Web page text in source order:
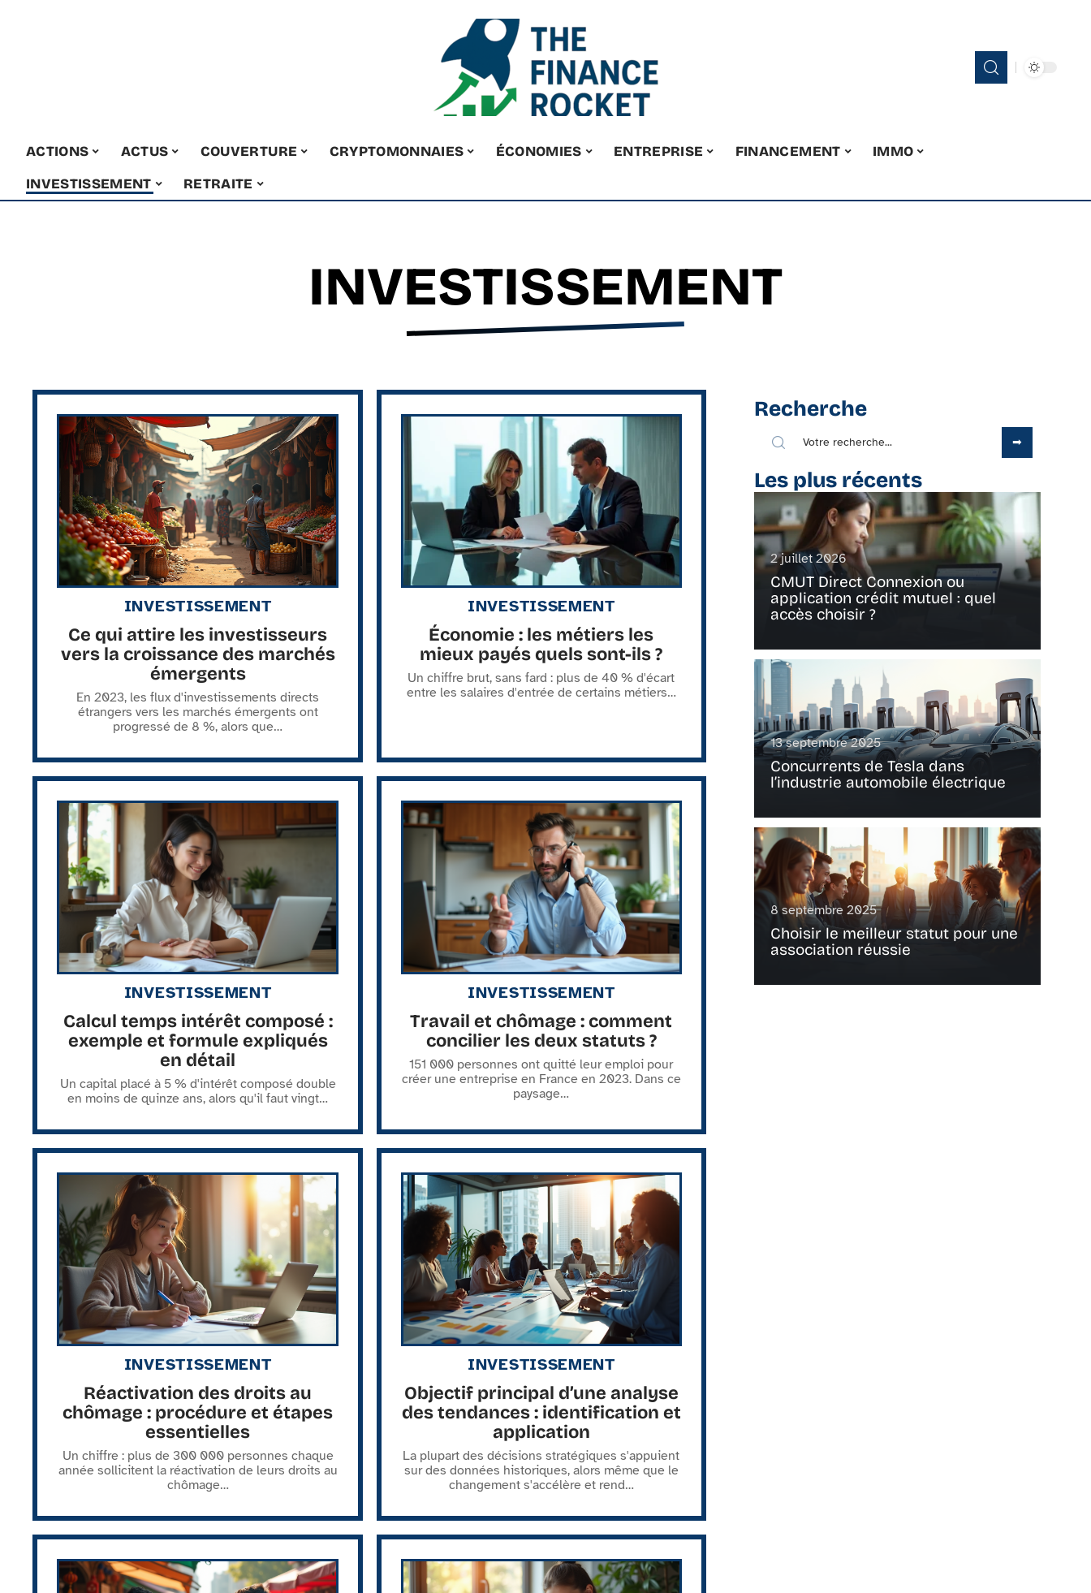
ACTIONS ACTUS COUVERTURE CRYPTOMONNAIES ÉCONOMIES ENTREPRISE FINANCEMENT
IMMO
INVESTISSEMENT
RETRAITE
INVESTISSEMENT
INVESTISSEMENT
Ce qui attire les investisseurs
vers la croissance des marchés
émergents
En 2023, les flux d'investissements directs
étrangers vers les marchés émergents ont
progressé de 8 %, alors que…
INVESTISSEMENT
Économie : les métiers les
mieux payés quels sont-ils ?
Un chiffre brut, sans fard : plus de 40 % d'écart
entre les salaires d'entrée de certains métiers…
INVESTISSEMENT
Calcul temps intérêt composé :
exemple et formule expliqués
en détail
Un capital placé à 5 % d'intérêt composé double
en moins de quinze ans, alors qu'il faut vingt…
INVESTISSEMENT
Travail et chômage : comment
concilier les deux statuts ?
151 000 personnes ont quitté leur emploi pour
créer une entreprise en France en 2023. Dans ce
paysage…
INVESTISSEMENT
Réactivation des droits au
chômage : procédure et étapes
essentielles
Un chiffre : plus de 300 000 personnes chaque
année sollicitent la réactivation de leurs droits au
chômage…
INVESTISSEMENT
Objectif principal d’une analyse
des tendances : identification et
application
La plupart des décisions stratégiques s'appuient
sur des données historiques, alors même que le
changement s'accélère et rend…
Recherche
Les plus récents
2 juillet 2026
CMUT Direct Connexion ou
application crédit mutuel : quel
accès choisir ?
13 septembre 2025
Concurrents de Tesla dans
l’industrie automobile électrique
8 septembre 2025
Choisir le meilleur statut pour une
association réussie